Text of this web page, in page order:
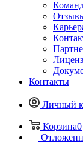
Контакты
Личный
Корзина0